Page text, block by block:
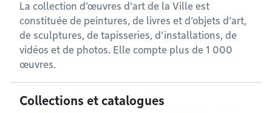
La collection d’œuvres d’art de la Ville est
constituée de peintures, de livres et d’objets d’art,
de sculptures, de tapisseries, d’installations, de
vidéos et de photos. Elle compte plus de 1 000
œuvres.
Collections et catalogues